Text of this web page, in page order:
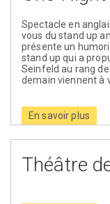
Spectacle en
vous du stand up
présente un
stand up qui a
Seinfeld au rang
demain viennent à
En savoir plus
Théâtre